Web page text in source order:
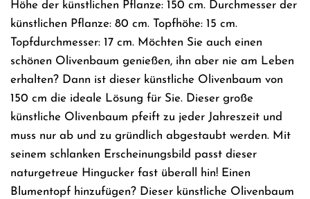
Höhe der künstlichen Pflanze: 150 cm. Durchmesser der
künstlichen Pflanze: 80 cm. Topfhöhe: 15 cm.
Topfdurchmesser: 17 cm. Möchten Sie auch einen
schönen Olivenbaum genießen, ihn aber nie am Leben
erhalten? Dann ist dieser künstliche Olivenbaum von
150 cm die ideale Lösung für Sie. Dieser große
künstliche Olivenbaum pfeift zu jeder Jahreszeit und
muss nur ab und zu gründlich abgestaubt werden. Mit
seinem schlanken Erscheinungsbild passt dieser
naturgetreue Hingucker fast überall hin! Einen
Blumentopf hinzufügen? Dieser künstliche Olivenbaum